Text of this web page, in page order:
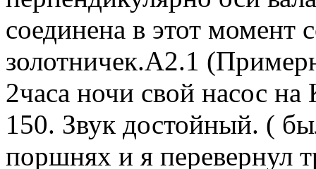
соединена в этот момент
золотничек.А2.1
2часа ночи свой насос на
150. Звук достойный. (
поршнях и я перевернул